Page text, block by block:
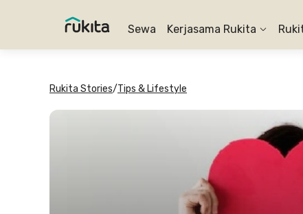
Sewa Kerjasama Rukita
Rukita Stories/Tips & Lifestyle